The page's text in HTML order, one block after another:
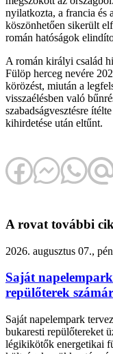
nyilatkozta, a francia és
köszönhetően sikerült
román hatóságok
A román királyi család
Fülöp herceg nevére
körözést, miután a
visszaélésben való
szabadságvesztésre
kihirdetése után eltűnt.
A rovat további
2026. augusztus 07.,
Saját
repülőterek
Saját napelempark
bukaresti repülőtereket
légikikötők energetikai